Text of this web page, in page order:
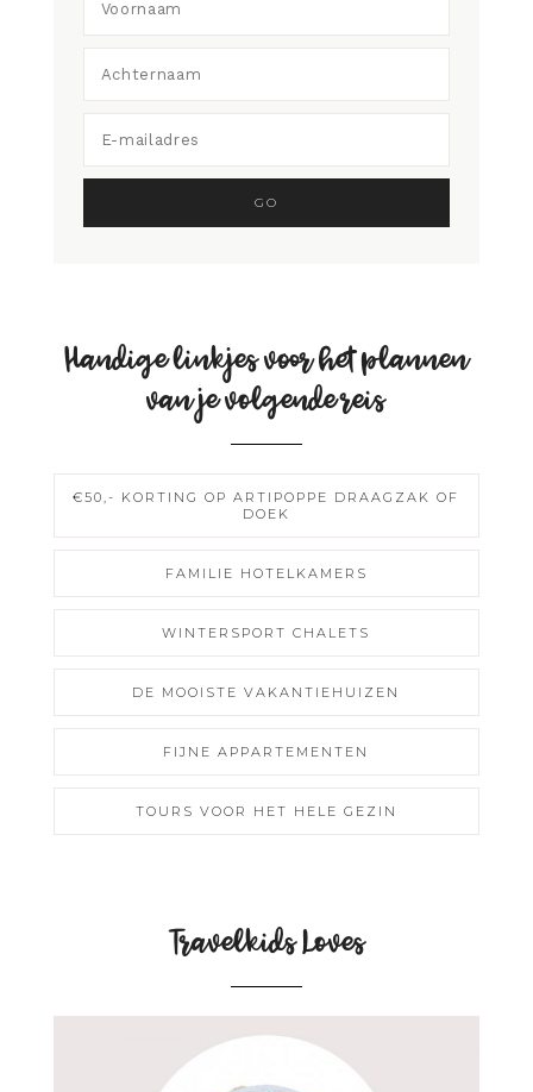
Handige linkjes voor het plannen
van je volgende reis
€50,- KORTING OP ARTIPOPPE DRAAGZAK OF
DOEK
FAMILIE HOTELKAMERS
WINTERSPORT CHALETS
DE MOOISTE VAKANTIEHUIZEN
FIJNE APPARTEMENTEN
TOURS VOOR HET HELE GEZIN
Travelkids Loves